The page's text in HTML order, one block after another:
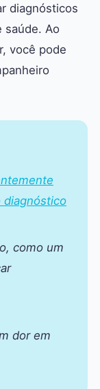
diagnósticos
saúde. Ao
você pode
diagnóstico
como um
dor em